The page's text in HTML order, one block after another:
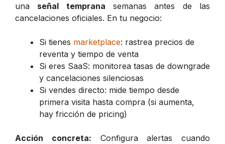
una señal temprana semanas antes de las
cancelaciones oficiales. En tu negocio:
Si tienes marketplace: rastrea precios de
reventa y tiempo de venta
Si eres SaaS: monitorea tasas de downgrade
y cancelaciones silenciosas
Si vendes directo: mide tiempo desde
primera visita hasta compra (si aumenta,
hay fricción de pricing)
Acción concreta: Configura alertas cuando